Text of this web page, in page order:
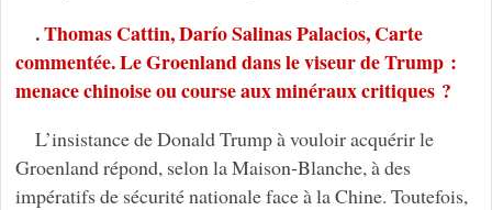
.Thomas Cattin, Darío Salinas Palacios, Carte
commentée. Le Groenland dans le viseur de Trump :
menace chinoise ou course aux minéraux critiques ?
L’insistance de Donald Trump à vouloir acquérir le
Groenland répond, selon la Maison-Blanche, à des
impératifs de sécurité nationale face à la Chine. Toutefois,